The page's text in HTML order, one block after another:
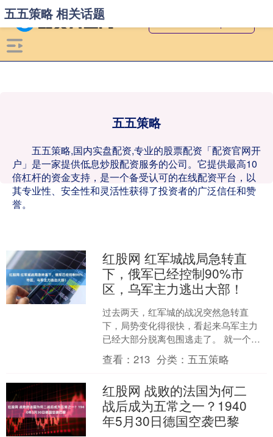
五五策略
五五策略,国内实盘配资,专业的股票配资「配资官网开
户」是一家提供低息炒股配资服务的公司。它提供最高10
倍杠杆的资金支持，是一个备受认可的在线配资平台，以
其专业性、安全性和灵活性获得了投资者的广泛信任和赞
誉。
五五策略 相关话题
红股网 红军城战局急转直
下，俄军已经控制90%市
区，乌军主力逃出大部！
过去两天，红军城的战况突然急转直
下，局势变化得很快，看起来乌军主力
已经大部分脱离包围逃走了。 就一个小
小的缺口，居然让乌军第68猎兵旅、第
32机械化旅和第155....
查看：213 分类： 五五策略
红股网 战败的法国为何二
战后成为五常之一？1940
年5月30日德国空袭巴黎